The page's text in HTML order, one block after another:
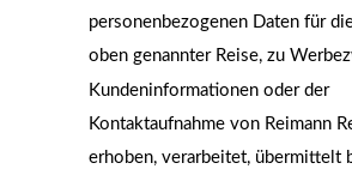
personenbezogenen Daten für
oben genannter Reise, zu
Kundeninformationen oder der
Kontaktaufnahme von Reimann
erhoben, verarbeitet, übermittelt